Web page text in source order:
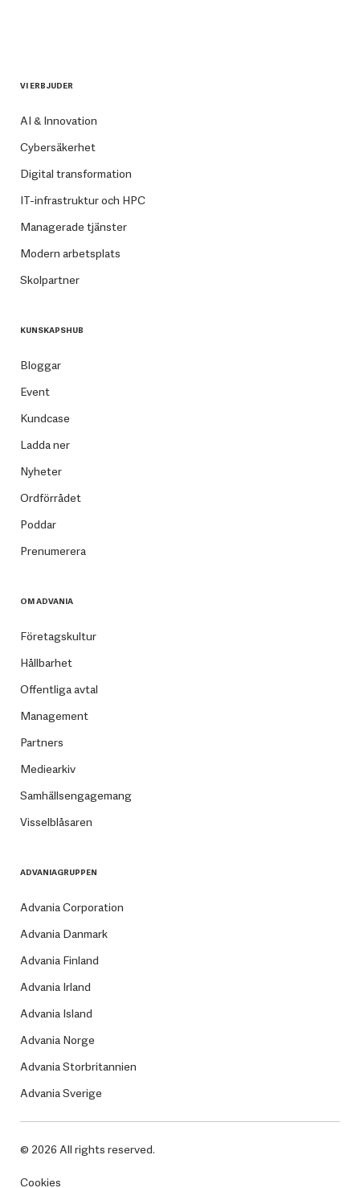
VI ERBJUDER
AI & Innovation
Cybersäkerhet
Digital transformation
IT-infrastruktur och HPC
Managerade tjänster
Modern arbetsplats
Skolpartner
KUNSKAPSHUB
Bloggar
Event
Kundcase
Ladda ner
Nyheter
Ordförrådet
Poddar
Prenumerera
OM ADVANIA
Företagskultur
Hållbarhet
Offentliga avtal
Management
Partners
Mediearkiv
Samhällsengagemang
Visselblåsaren
ADVANIAGRUPPEN
Advania Corporation
Advania Danmark
Advania Finland
Advania Irland
Advania Island
Advania Norge
Advania Storbritannien
Advania Sverige
© 2026 All rights reserved.
Cookies